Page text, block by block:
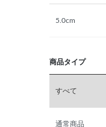
5.0cm
6.0cm
6.5cm
商品タイプ
すべて
通常商品